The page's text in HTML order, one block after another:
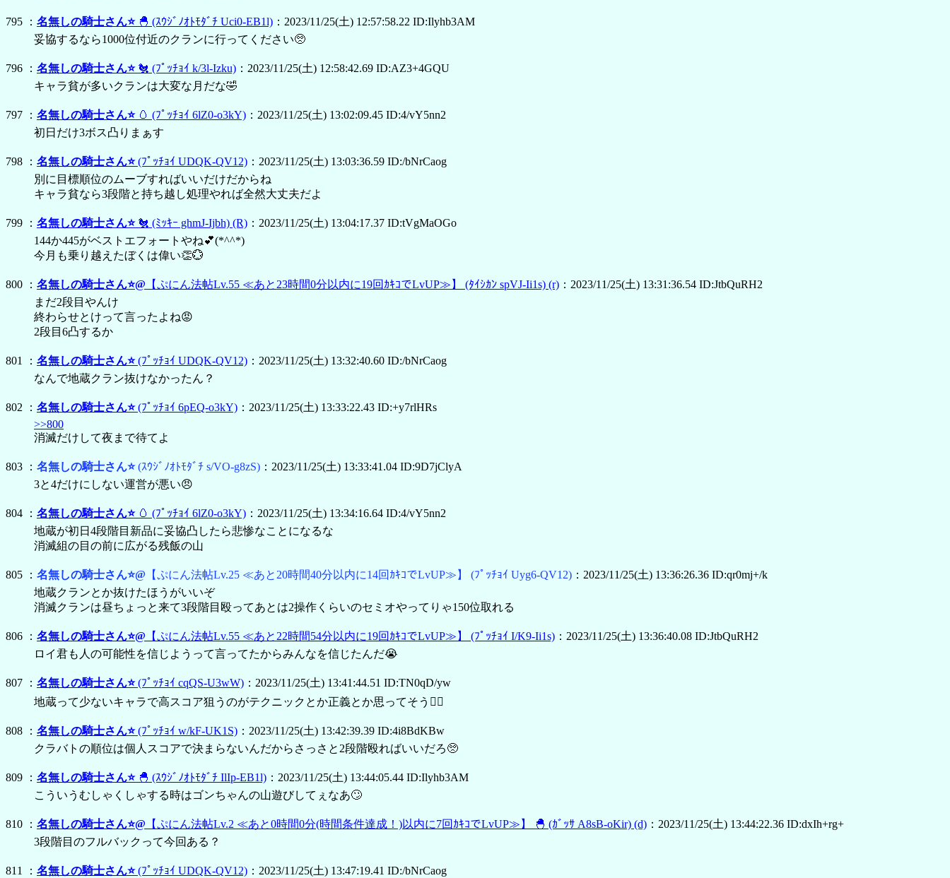
795 ： 名無しの騎士さん⭐ 🐣 (ｽｳｼﾞﾉｵﾄﾓﾀﾞﾁ Uci0-EB1l) ：2023/11/25(土) 12:57:58.22 ID:Ilyhb3AM
妥協するなら1000位付近のクランに行ってください🥺
796 ： 名無しの騎士さん⭐ 🐔 (ﾌﾟｯﾁｮｲ k/3l-Izku) ：2023/11/25(土) 12:58:42.69 ID:AZ3+4GQU
キャラ貧が多いクランは大変な月だな🤣
797 ： 名無しの騎士さん⭐ 🥚 (ﾌﾟｯﾁｮｲ 6lZ0-o3kY) ：2023/11/25(土) 13:02:09.45 ID:4/vY5nn2
初日だけ3ボス凸りまぁす
798 ： 名無しの騎士さん⭐(ﾌﾟｯﾁｮｲ UDQK-QV12) ：2023/11/25(土) 13:03:36.59 ID:/bNrCaog
別に目標順位のムーブすればいいだけだからね
キャラ貧なら3段階と持ち越し処理やれば全然大丈夫だよ
799 ： 名無しの騎士さん⭐ 🐔 (ﾐｯｷｰ ghmJ-Ijbh) (R) ：2023/11/25(土) 13:04:17.37 ID:tVgMaOGo
144か445がベストエフォートやね💕︎(*^^*)
今月も乗り越えたぼくは偉い👏💮
800 ： 名無しの騎士さん⭐@ 【ぷにん法帖Lv.55 ≪あと23時間0分以内に19回ｶｷｺでLvUP≫】 (ﾀｲｼｶﾝ spVJ-Ii1s) (r) ：2023/11/25(土) 13:31:36.54 ID:JtbQuRH2
まだ2段目やんけ
終わらせとけって言ったよね😡
2段目6凸するか
801 ： 名無しの騎士さん⭐(ﾌﾟｯﾁｮｲ UDQK-QV12) ：2023/11/25(土) 13:32:40.60 ID:/bNrCaog
なんで地蔵クラン抜けなかったん？
802 ： 名無しの騎士さん⭐(ﾌﾟｯﾁｮｲ 6pEQ-o3kY) ：2023/11/25(土) 13:33:22.43 ID:+y7rlHRs
>>800
消滅だけして夜まで待てよ
803 ： 名無しの騎士さん⭐(ｽｳｼﾞﾉｵﾄﾓﾀﾞﾁ s/VO-g8zS) ：2023/11/25(土) 13:33:41.04 ID:9D7jClyA
3と4だけにしない運営が悪い😠
804 ： 名無しの騎士さん⭐ 🥚 (ﾌﾟｯﾁｮｲ 6lZ0-o3kY) ：2023/11/25(土) 13:34:16.64 ID:4/vY5nn2
地蔵が初日4段階目新品に妥協凸したら悲惨なことになるな
消滅組の目の前に広がる残飯の山
805 ： 名無しの騎士さん⭐@ 【ぷにん法帖Lv.25 ≪あと20時間40分以内に14回ｶｷｺでLvUP≫】 (ﾌﾟｯﾁｮｲ Uyg6-QV12) ：2023/11/25(土) 13:36:26.36 ID:qr0mj+/k
地蔵クランとか抜けたほうがいいぞ
消滅クランは昼ちょっと来て3段階目殴ってあとは2操作くらいのセミオやってりゃ150位取れる
806 ： 名無しの騎士さん⭐@ 【ぷにん法帖Lv.55 ≪あと22時間54分以内に19回ｶｷｺでLvUP≫】 (ﾌﾟｯﾁｮｲ I/K9-Ii1s) ：2023/11/25(土) 13:36:40.08 ID:JtbQuRH2
ロイ君も人の可能性を信じようって言ってたからみんなを信じたんだ😭
807 ： 名無しの騎士さん⭐(ﾌﾟｯﾁｮｲ cqQS-U3wW) ：2023/11/25(土) 13:41:44.51 ID:TN0qD/yw
地蔵って少ないキャラで高スコア狙うのがテクニックとか正義とか思ってそう😵‍💫
808 ： 名無しの騎士さん⭐(ﾌﾟｯﾁｮｲ w/kF-UK1S) ：2023/11/25(土) 13:42:39.39 ID:4i8BdKBw
クラバトの順位は個人スコアで決まらないんだからさっさと2段階殴ればいいだろ🥺
809 ： 名無しの騎士さん⭐ 🐣 (ｽｳｼﾞﾉｵﾄﾓﾀﾞﾁ IlIp-EB1l) ：2023/11/25(土) 13:44:05.44 ID:Ilyhb3AM
こういうむしゃくしゃする時はゴンちゃんの山遊びしてぇなあ🙄
810 ： 名無しの騎士さん⭐@ 【ぷにん法帖Lv.2 ≪あと0時間0分(時間条件達成！)以内に7回ｶｷｺでLvUP≫】 🐣 (ｶﾞｯｻ A8sB-oKir) (d) ：2023/11/25(土) 13:44:22.36 ID:dxIh+rg+
3段階目のフルバックって今回ある？
811 ： 名無しの騎士さん⭐(ﾌﾟｯﾁｮｲ UDQK-QV12) ：2023/11/25(土) 13:47:19.41 ID:/bNrCaog